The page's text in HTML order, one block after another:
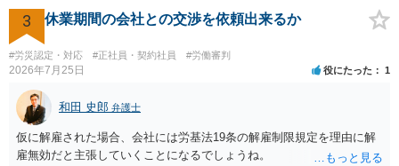
ください。 仮に会社が打切り補償をせずに解雇した場合は、不当解雇
に当たります。 ＞労災の休業補償と、所得補償保険の保険金とは別
に、受け取れる金銭はありますでしょうか？ 業務労災の場合は、会社
の安全配慮義務違反が認められると解されますので、会社の損害賠償
責任（治療費、通院慰謝料、入院費、入院慰謝料、後遺障害慰謝料、
逸失利益等）が認められる可能性が高いと思われます。 また、業務労
災での第三者行為傷害（同僚の不注意等による事故）の場合は、当該
第三者の賠償責任も考えられます。 労災で支払われた分は、損害額か
ら控除（損益相殺）されますが、それを超えた部分は、会社もしく
3 休業期間の会社との交渉を依頼出来るか
#労災認定・対応 #正社員・契約社員 #労働審判
2026年7月25日 役にたった 1
和田 史郎 弁護士
仮に解雇された場合、会社には労基法19条の解雇制限規定を理由に解
雇無効だと主張していくことになるでしょうね。